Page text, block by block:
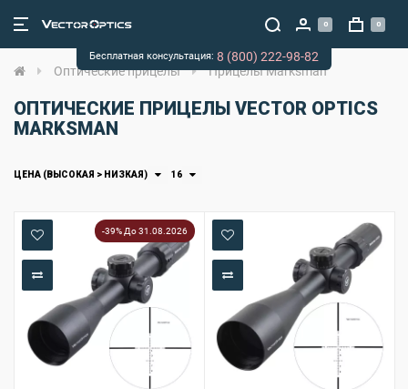
0 0
Оптические прицелы Прицелы Marksman
ОПТИЧЕСКИЕ ПРИЦЕЛЫ VECTOR OPTICS
MARKSMAN
ЦЕНА (ВЫСОКАЯ > НИЗКАЯ) 16
-39% До 31.08.2026
В закладки
В сравнение В сравнение
Бесплатная консультация: 8 (800) 222-98-82